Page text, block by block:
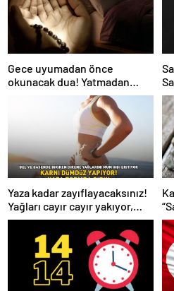
Gece uyumadan önce
okunacak dua! Yatmadan
önce okunacak dualar!
Uyumak için hangi dua?
Yaza kadar zayıflayacaksınız!
Yağları cayır cayır yakıyor,
karnı dümdüz yapıyor! Diyet
kabak çorbası tarifi ve püf
noktaları!